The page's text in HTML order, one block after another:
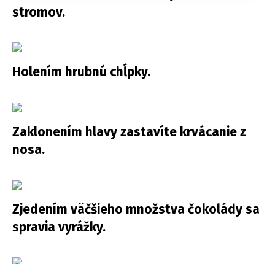
stromov.
Holením hrubnú chĺpky.
Zaklonením hlavy zastavíte krvácanie z
nosa.
Zjedením väčšieho množstva čokolády sa
spravia vyrážky.